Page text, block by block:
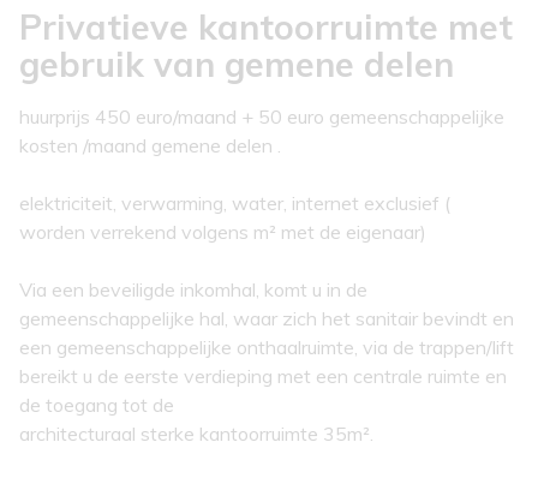
Privatieve kantoorruimte met
gebruik van gemene delen
huurprijs 450 euro/maand + 50 euro gemeenschappelijke
kosten /maand gemene delen .
elektriciteit, verwarming, water, internet exclusief (
worden verrekend volgens m² met de eigenaar)
Via een beveiligde inkomhal, komt u in de
gemeenschappelijke hal, waar zich het sanitair bevindt en
een gemeenschappelijke onthaalruimte, via de trappen/lift
bereikt u de eerste verdieping met een centrale ruimte en
de toegang tot de
architecturaal sterke kantoorruimte 35m².